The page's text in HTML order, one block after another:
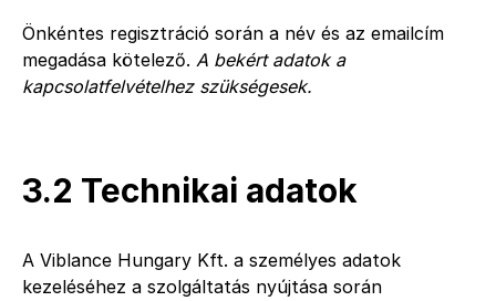
Önkéntes regisztráció során a név és az emailcím
megadása kötelező. A bekért adatok a
kapcsolatfelvételhez szükségesek.
3.2 Technikai adatok
A Viblance Hungary Kft. a személyes adatok
kezeléséhez a szolgáltatás nyújtása során